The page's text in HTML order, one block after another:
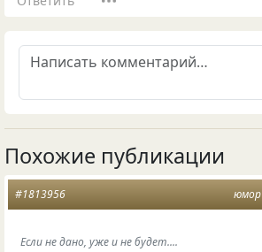
Похожие публикации
юмор
#1813956
Если не дано, уже и не будет....